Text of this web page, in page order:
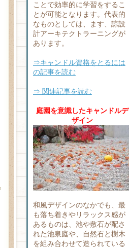
ことで効率的に学習をするこ
とが可能となります。代表的
なものとしては、ます、諒設
計アーキテクトラーニングが
あります。
⇒キャンドル資格をとるには
の記事を読む
⇒ 関連記事を読む
庭園を意識したキャンドルデ
ザイン
和風デザインのなかでも、最
も落ち着きやリラックス感が
あるものは、池や敷石が配さ
れた池泉庭や、自然石と樹木
を組み合わせて造られている